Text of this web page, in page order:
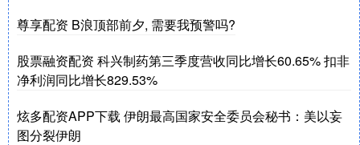
尊享配资 B浪顶部前夕, 需要我预警吗?
股票融资配资 科兴制药第三季度营收同比增长60.65% 扣非
净利润同比增长829.53%
炫多配资APP下载 伊朗最高国家安全委员会秘书：美以妄
图分裂伊朗